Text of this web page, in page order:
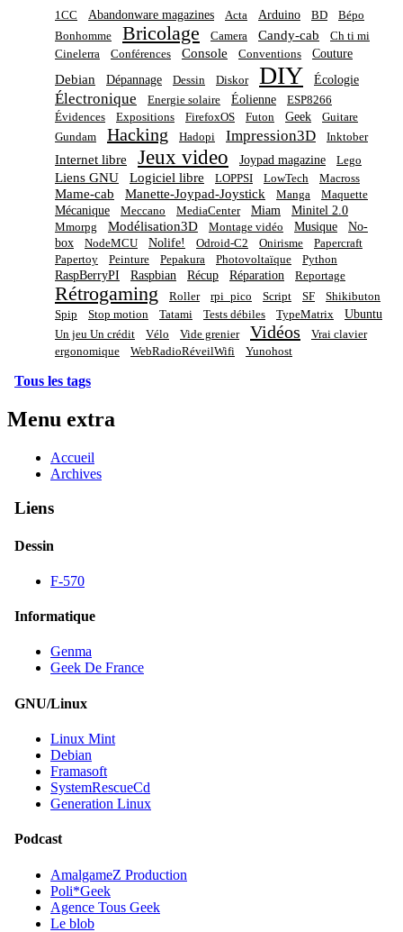
1CC Abandonware magazines Acta Arduino BD
Bépo
Bonhomme
Bricolage Camera Candy-cab
Ch ti mi
Cinelerra
Conférences Console Conventions Couture
Debian Dépannage Dessin Diskor DIY Écologie
Électronique Energie solaire Éolienne
ESP8266
Évidences
Expositions FirefoxOS Futon Geek
Guitare
Gundam
Hacking Hadopi Impression3D Inktober
Internet libre Jeux video Joypad magazine Lego
Liens GNU Logiciel libre LOPPSI LowTech Macross
Mame-cab Manette-Joypad-Joystick Manga Maquette
Mécanique Meccano MediaCenter Miam Minitel 2.0
Mmorpg Modélisation3D Montage vidéo Musique
No-
box
NodeMCU Nolife! Odroid-C2 Onirisme
Papercraft
Papertoy
Peinture Pepakura Photovoltaïque Python
RaspBerryPI Raspbian Récup Réparation Reportage
Rétrogaming Roller rpi_pico Script SF
Shikibuton
Spip
Stop motion Tatami Tests débiles TypeMatrix Ubuntu
Un jeu Un crédit Vélo Vide grenier Vidéos
Vrai clavier
ergonomique
WebRadioRéveilWifi Yunohost
Tous les tags
Menu extra
Accueil
Archives
Liens
Dessin
F-570
Informatique
Genma
Geek De France
GNU/Linux
Linux Mint
Debian
Framasoft
SystemRescueCd
Generation Linux
Podcast
AmalgameZ Production
Poli*Geek
Agence Tous Geek
Le blob